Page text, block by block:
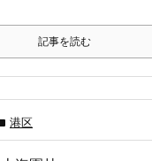
記事を読む
港区